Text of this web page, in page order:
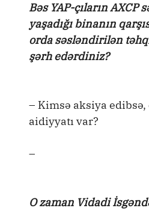
Bəs YAP-çıların
yaşadığı binanın
orda səsləndirilən
şərh edərdiniz?
– Kimsə aksiya edibsə,
aidiyyatı var?
–
O zaman Vidadi